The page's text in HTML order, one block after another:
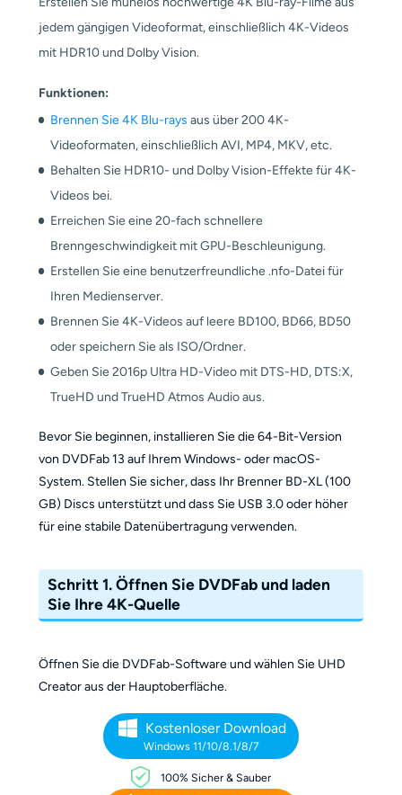
jedem gängigen Videoformat, einschließlich 4K-Videos
mit HDR10 und Dolby Vision.
Funktionen:
Brennen Sie 4K Blu-rays aus über 200 4K-
Videoformaten, einschließlich AVI, MP4, MKV, etc.
Behalten Sie HDR10- und Dolby Vision-Effekte für 4K-
Videos bei.
Erreichen Sie eine 20-fach schnellere
Brenngeschwindigkeit mit GPU-Beschleunigung.
Erstellen Sie eine benutzerfreundliche .nfo-Datei für
Ihren Medienserver.
Brennen Sie 4K-Videos auf leere BD100, BD66, BD50
oder speichern Sie als ISO/Ordner.
Geben Sie 2016p Ultra HD-Video mit DTS-HD, DTS:X,
TrueHD und TrueHD Atmos Audio aus.
Bevor Sie beginnen, installieren Sie die 64-Bit-Version
von DVDFab 13 auf Ihrem Windows- oder macOS-
System. Stellen Sie sicher, dass Ihr Brenner BD-XL (100
GB) Discs unterstützt und dass Sie USB 3.0 oder höher
für eine stabile Datenübertragung verwenden.
Schritt 1. Öffnen Sie DVDFab und laden
Sie Ihre 4K-Quelle
Öffnen Sie die DVDFab-Software und wählen Sie UHD
Creator aus der Hauptoberfläche.
Kostenloser Download
Windows 11/10/8.1/8/7
100% Sicher & Sauber